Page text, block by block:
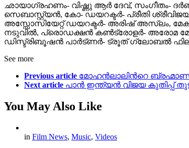
ഛായാഗ്രഹണം- വിഷ്ണു ആർ ദേവ്, സംഗീതം-
സെബാസ്റ്റ്യൻ, കോ- ഡയറക്ടർ- പ്രീതി
അസ്സോസിയേറ്റ് ഡയറക്ടർ- അരിഷ് അസ്‌ലം,
നടുവിൽ, പ്രൊഡക്ഷൻ കൺട്രോളർ- അരോമ
ഡിസ്ട്രിബൂഷൻ പാർട്ണർ- ട്രൂത് ഗ്ലോബൽ
See more
Previous article മോഹൻലാലിൻറെ
Next article പാൻ ഇന്ത്യൻ വിജയ കുതിപ്പ്
You May Also Like
in Film News, Music, Videos